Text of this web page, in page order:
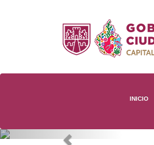
INICIO
Previous